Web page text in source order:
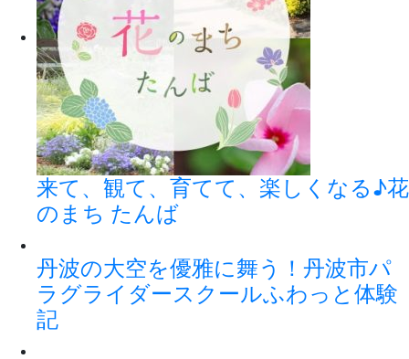
来て、観て、育てて、楽しくなる♪花
のまち たんば
丹波の大空を優雅に舞う！丹波市パ
ラグライダースクールふわっと体験
記